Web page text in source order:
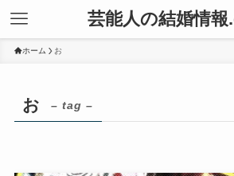
芸能人の結婚情報
ホーム お
お – tag –